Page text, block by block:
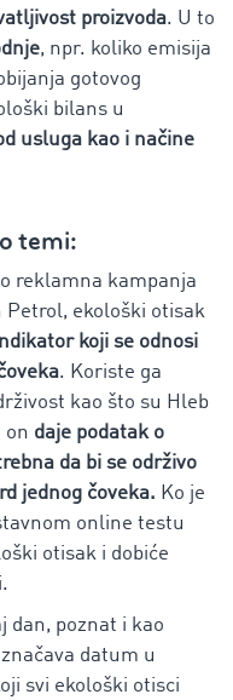
proizvoda. U to
, npr. koliko emisija
gotovog
bilans u
usluga kao i načine
temi:
reklamna kampanja
ekološki otisak
koji se odnosi
. Koriste ga
kao što su Hleb
on daje podatak o
da bi se održivo
jednog čoveka. Ko je
online testu
otisak i dobiće
dan, poznat i kao
datum u
svi ekološki otisci